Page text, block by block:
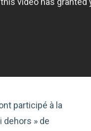
participé à la
dehors » de